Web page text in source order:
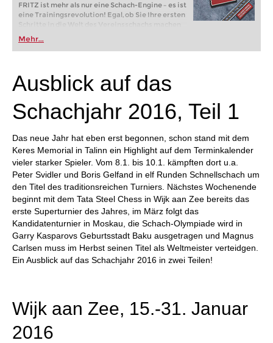
FRITZ ist mehr als nur eine Schach-Engine – es ist
eine Trainingsrevolution! Egal, ob Sie Ihre ersten
Schritte in die Welt des Vereinsschachs machen
oder bereits auf Turnierniveau spielen: Mit
FRITZ trainieren Sie effizienter, intelligenter und
individueller als je zuvor.
Mehr...
Ausblick auf das
Schachjahr 2016, Teil 1
Das neue Jahr hat eben erst begonnen, schon stand mit dem
Keres Memorial in Talinn ein Highlight auf dem Terminkalender
vieler starker Spieler. Vom 8.1. bis 10.1. kämpften dort u.a.
Peter Svidler und Boris Gelfand in elf Runden Schnellschach um
den Titel des traditionsreichen Turniers. Nächstes Wochenende
beginnt mit dem Tata Steel Chess in Wijk aan Zee bereits das
erste Superturnier des Jahres, im März folgt das
Kandidatenturnier in Moskau, die Schach-Olympiade wird in
Garry Kasparovs Geburtsstadt Baku ausgetragen und Magnus
Carlsen muss im Herbst seinen Titel als Weltmeister verteidgen.
Ein Ausblick auf das Schachjahr 2016 in zwei Teilen!
Wijk aan Zee, 15.-31. Januar
2016